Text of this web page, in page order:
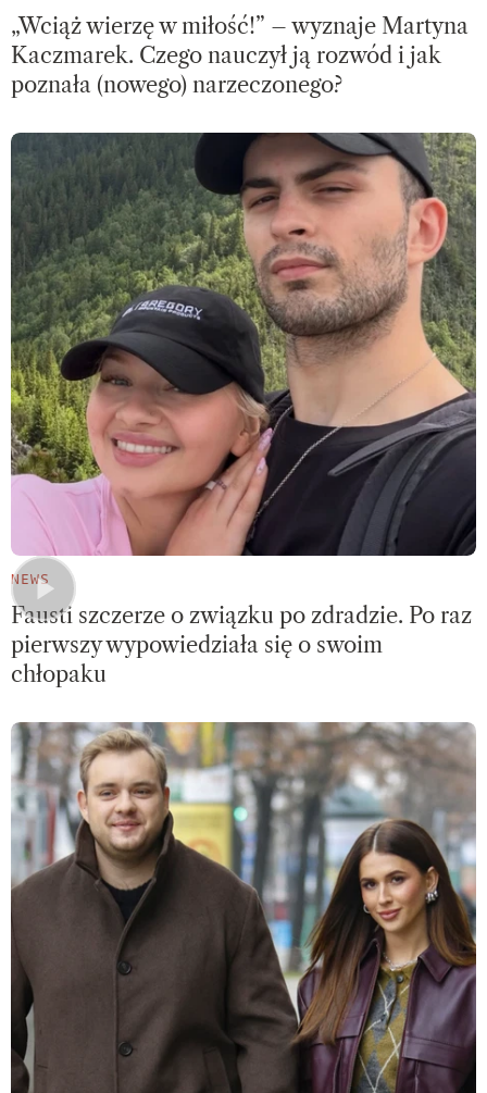
„Wciąż wierzę w miłość!” – wyznaje Martyna
Kaczmarek. Czego nauczył ją rozwód i jak
poznała (nowego) narzeczonego?
NEWS
Fausti szczerze o związku po zdradzie. Po raz
pierwszy wypowiedziała się o swoim
chłopaku